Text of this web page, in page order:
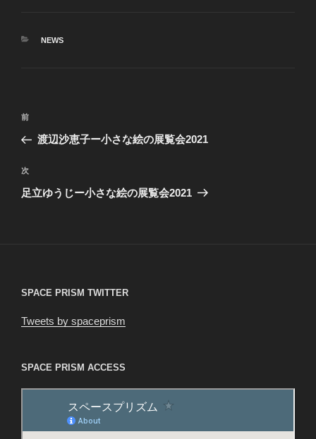
カ
NEWS
投
ナ
ビ
ゲ
前
の
稿
前
渡辺沙恵子ー小さな絵の展覧会2021
次
の
次
足立ゆうじー小さな絵の展覧会2021
SPACE PRISM TWITTER
Tweets by spaceprism
SPACE PRISM ACCESS